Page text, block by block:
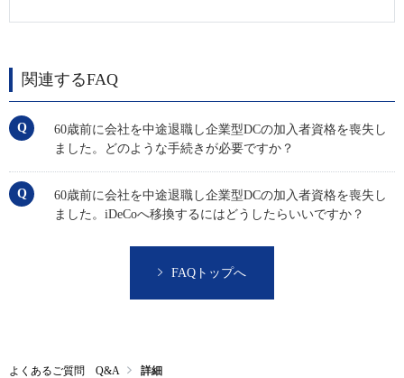
関連するFAQ
60歳前に会社を中途退職し企業型DCの加入者資格を喪失し
ました。どのような手続きが必要ですか？
60歳前に会社を中途退職し企業型DCの加入者資格を喪失し
ました。iDeCoへ移換するにはどうしたらいいですか？
FAQトップへ
よくあるご質問 Q&A 詳細